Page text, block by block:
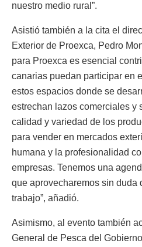
nuestro medio rural”.
Asistió también a la cita el
Exterior de Proexca, Pedro
para Proexca es esencial
canarias puedan participar en
estos espacios donde se
estrechan lazos comerciales y
calidad y variedad de los
para vender en mercados
humana y la profesionalidad
empresas. Tenemos una
que aprovecharemos sin duda
trabajo”, añadió.
Asimismo, al evento también
General de Pesca del